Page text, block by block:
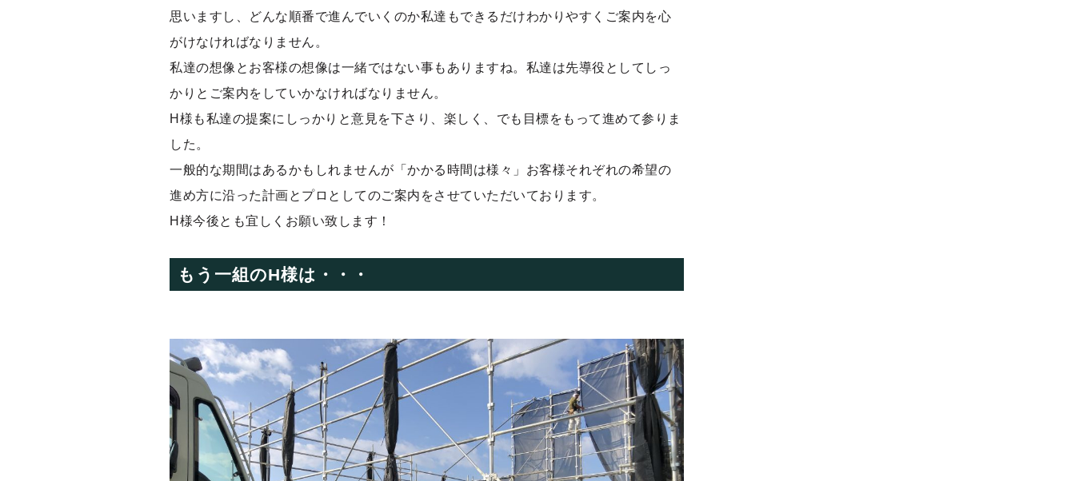
思いますし、どんな順番で進んでいくのか私達もできるだけわかりやすくご案内を心
がけなければなりません。
私達の想像とお客様の想像は一緒ではない事もありますね。私達は先導役としてしっ
かりとご案内をしていかなければなりません。
H様も私達の提案にしっかりと意見を下さり、楽しく、でも目標をもって進めて参りま
した。
一般的な期間はあるかもしれませんが「かかる時間は様々」お客様それぞれの希望の
進め方に沿った計画とプロとしてのご案内をさせていただいております。
H様今後とも宜しくお願い致します！
もう一組のH様は・・・